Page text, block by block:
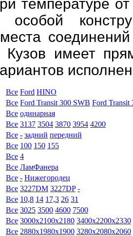
температуре
особой
Кузов имеет
Все Ford HINO
Все Ford Transit 300 SWB Ford Transit
Все одинарная
Все 3137 3504 3870 3954 4200
Все - задний передний
Все 100 150 155
Все 4
Все ЛамФанера
Все - Нижегородец
Все 3227DM 3227DP -
Все 10,8 14 17,3 26 31
Все 3025 3500 4600 7500
Все 3000x2100x2180 3400x2200x2330
Все 2880x1980x1900 3280x2080x2060